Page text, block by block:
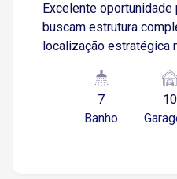
Excelente
buscam estrutura
localização estratégica
Localização: Fácil
região, ideal para
industriais,
7
Banho
10